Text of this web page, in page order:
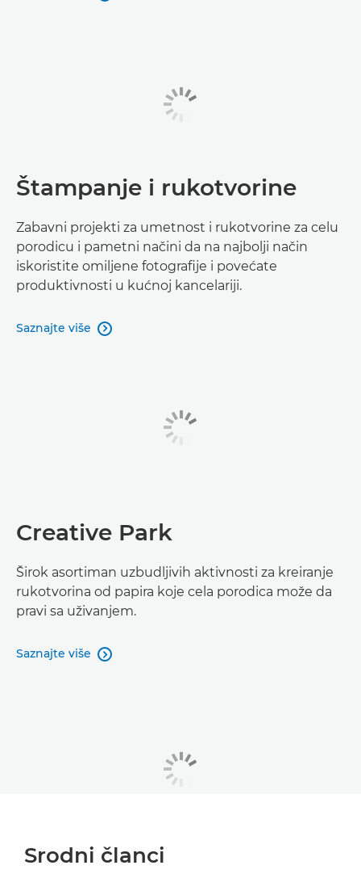
Štampanje i rukotvorine
Zabavni projekti za umetnost i rukotvorine za celu
porodicu i pametni načini da na najbolji način
iskoristite omiljene fotografije i povećate
produktivnosti u kućnoj kancelariji.
Saznajte više 
Creative Park
Širok asortiman uzbudljivih aktivnosti za kreiranje
rukotvorina od papira koje cela porodica može da
pravi sa uživanjem.
Saznajte više 
Srodni članci